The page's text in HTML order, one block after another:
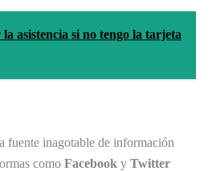
asistencia si no tengo la tarjeta
fuente inagotable de información
como Facebook y Twitter